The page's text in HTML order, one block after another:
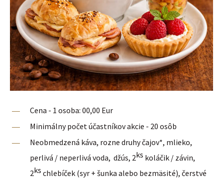
Cena - 1 osoba: 00,00 Eur
Minimálny počet účastníkov akcie - 20 osôb
Neobmedzená káva, rozne druhy čajov*, mlieko,
perlivá / neperlivá voda, džús, 2ks koláčik / závin,
2ks chlebíček (syr + šunka alebo bezmäsité), čerstvé